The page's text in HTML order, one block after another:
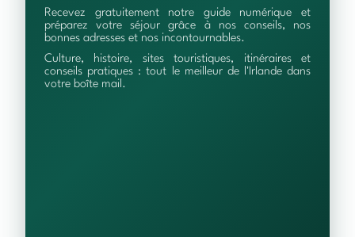
Recevez gratuitement notre guide numérique et
préparez votre séjour grâce à nos conseils, nos
bonnes adresses et nos incontournables.
Culture, histoire, sites touristiques, itinéraires et
conseils pratiques : tout le meilleur de l'Irlande dans
votre boîte mail.